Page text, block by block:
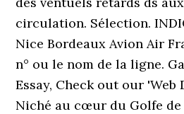
circulation. Sélection.
Nice Bordeaux Avion Air
n° ou le nom de la ligne.
Essay, Check out our 'Web
Niché au cœur du Golfe de